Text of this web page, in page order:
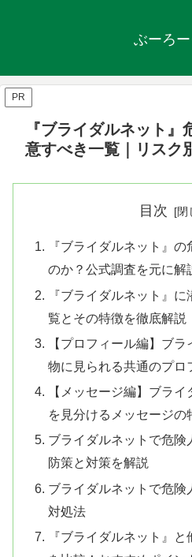
ぶーろ
PR
『ブライダルネット
意すべき一覧｜リスク
目次
『ブライダルネット』
のか？公式調査を元に解
『ブライダルネット』
覧とその特徴を徹底解説
【プロフィール編】ブ
物に見られる共通のプロ
【メッセージ編】ブラ
を見分けるメッセージの
ブライダルネットで危険
防策と対策を解説
ブライダルネットで危
対処法
『ブライダルネット』